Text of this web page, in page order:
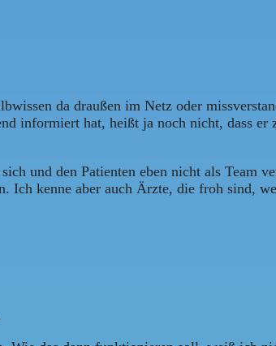
da draußen im Netz oder
informiert hat, heißt ja noch nicht, dass
und den Patienten eben nicht als Team
Ich kenne aber auch Ärzte, die froh sind,